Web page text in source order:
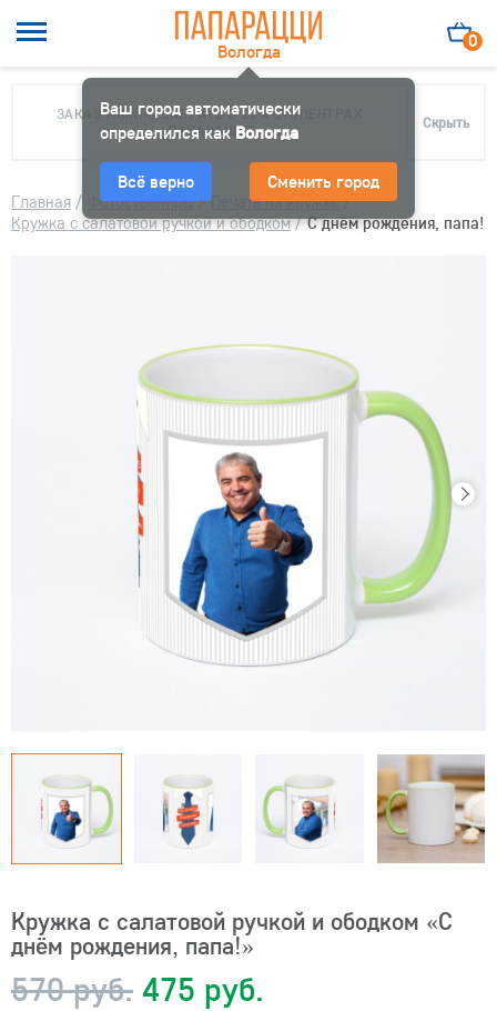
Вологда
Ваш город автоматически
определился как Вологда
Всё верно Сменить город
0
ЗАКАЗ МОЖНО ЗАБРАТЬ В 10 ФОТОЦЕНТРАХ
ПАПАРАЦЦИ
Скрыть
Главная / Фотосувениры/ Печать на кружке/
Кружка с салатовой ручкой и ободком/ С днём рождения, папа!
Кружка с салатовой ручкой и ободком «С
днём рождения, папа!»
570 руб. 475 руб.